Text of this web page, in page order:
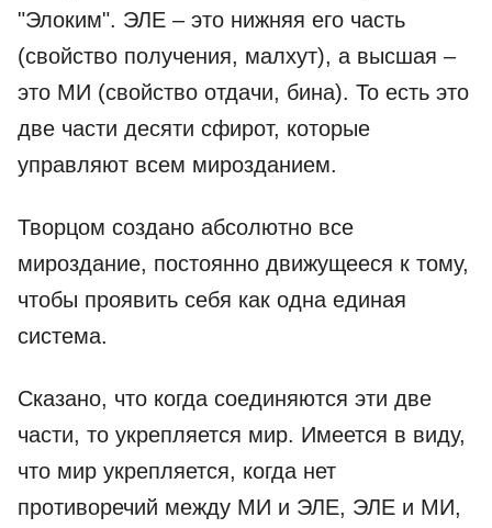
"Элоким". ЭЛЕ – это нижняя его часть
(свойство получения, малхут), а высшая –
это МИ (свойство отдачи, бина). То есть это
две части десяти сфирот, которые
управляют всем мирозданием.
Творцом создано абсолютно все
мироздание, постоянно движущееся к тому,
чтобы проявить себя как одна единая
система.
Сказано, что когда соединяются эти две
части, то укрепляется мир. Имеется в виду,
что мир укрепляется, когда нет
противоречий между МИ и ЭЛЕ, ЭЛЕ и МИ,